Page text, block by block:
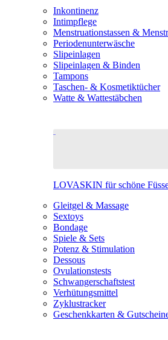
Inkontinenz
Intimpflege
Menstruationstassen &
Periodenunterwäsche
Slipeinlagen
Slipeinlagen & Binden
Tampons
Taschen- & Kosmetiktücher
Watte & Wattestäbchen
LOVASKIN für schöne
Gleitgel & Massage
Sextoys
Bondage
Spiele & Sets
Potenz & Stimulation
Dessous
Ovulationstests
Schwangerschaftstest
Verhütungsmittel
Zyklustracker
Geschenkkarten &